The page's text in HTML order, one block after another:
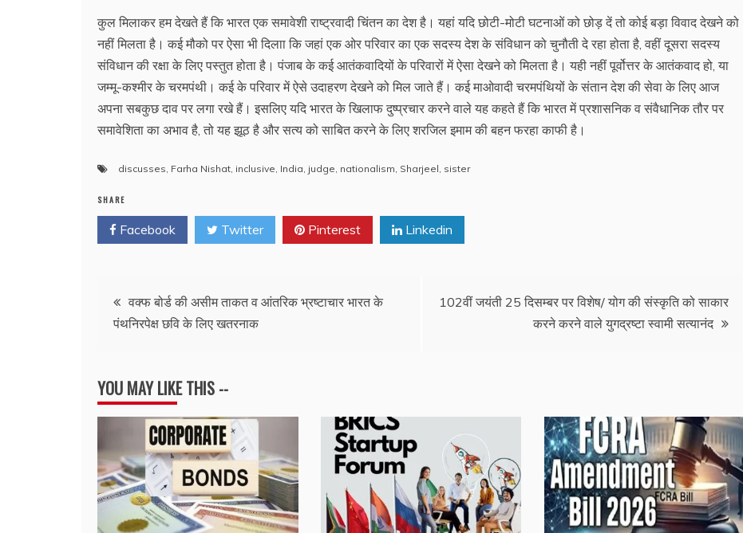
कुल मिलाकर हम देखते हैं कि भारत एक समावेशी राष्ट्रवादी चिंतन का देश है। यहां यदि छोटी-मोटी घटनाओं को छोड़ दें तो कोई बड़ा विवाद देखने को
नहीं मिलता है। कई मौको पर ऐसा भी दिलाा कि जहां एक ओर परिवार का एक सदस्य देश के संविधान को चुनौती दे रहा होता है, वहीं दूसरा सदस्य
संविधान की रक्षा के लिए पस्तुत होता है। पंजाब के कई आतंकवादियों के परिवारों में ऐसा देखने को मिलता है। यही नहीं पूर्वोत्तर के आतंकवाद हो, या
जम्मू-कश्मीर के चरमपंथी। कई के परिवार में ऐसे उदाहरण देखने को मिल जाते हैं। कई माओवादी चरमपंथियों के संतान देश की सेवा के लिए आज
अपना सबकुछ दाव पर लगा रखे हैं। इसलिए यदि भारत के खिलाफ दुष्प्रचार करने वाले यह कहते हैं कि भारत में प्रशासनिक व संवैधानिक तौर पर
समावेशिता का अभाव है, तो यह झूठ है और सत्य को साबित करने के लिए शरजिल इमाम की बहन फरहा काफी है।
discusses Farha Nishat inclusive India judge nationalism Sharjeel sister
SHARE
Facebook Twitter Pinterest Linkedin
Post
navigation
वक्फ बोर्ड की असीम ताकत व आंतरिक भ्रष्टाचार भारत के
पंथनिरपेक्ष छवि के लिए खतरनाक
102वीं जयंती 25 दिसम्बर पर विशेष/ योग की संस्कृति को साकार
करने करने वाले युगद्रष्टा स्वामी सत्यानंद
YOU MAY LIKE THIS --